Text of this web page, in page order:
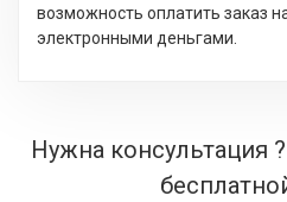
возможность оплатить заказ
электронными деньгами.
Нужна консультация